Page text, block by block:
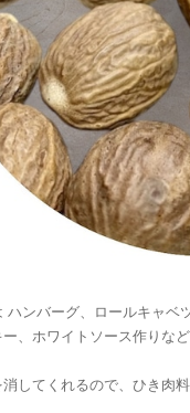
ハンバーグ、ロールキャベ
、ホワイトソース作りな
してくれるので、ひき肉